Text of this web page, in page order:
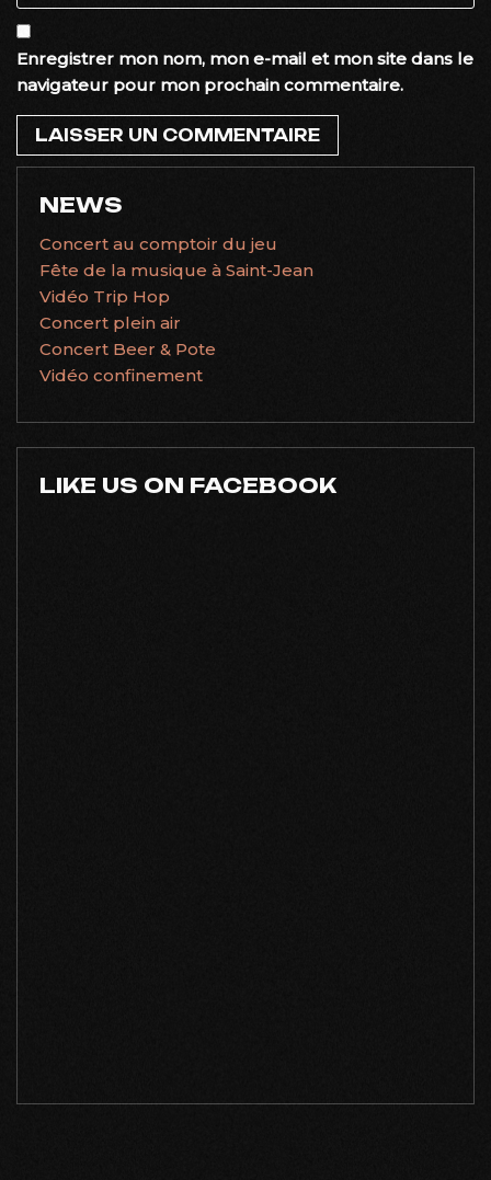
Enregistrer mon nom, mon e-mail et mon site dans le
navigateur pour mon prochain commentaire.
NEWS
Concert au comptoir du jeu
Fête de la musique à Saint-Jean
Vidéo Trip Hop
Concert plein air
Concert Beer & Pote
Vidéo confinement
LIKE US ON FACEBOOK